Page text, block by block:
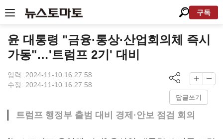
구독
윤 대통령 "금융·통상·산업회의체 즉시
가동"…'트럼프 2기' 대비
입력: 2024-11-10 16:27:58
수정: 2024-11-10 16:27:58
답글쓰기
트럼프 행정부 출범 대비 경제·안보 점검 회의